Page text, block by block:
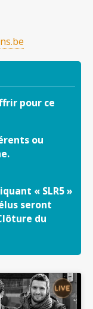
pour ce
ou
« SLR5 »
seront
du